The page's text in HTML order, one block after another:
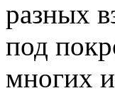
разных
под
многих